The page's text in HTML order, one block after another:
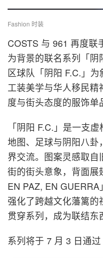
Fashion 时装
COSTS 与 961 再度联
为背景的联名系列「阴
区球队「阴阳 F.C.」
工装美学与华人移民
度与街头态度的服饰单
「阴阳 F.C.」是一支
地图、足球与阴阳八
界交流。图案灵感取
街的街头意象，背面
EN PAZ, EN
强化了跨越文化藩篱
贯穿系列，成为联结东
系列将于 7 月 3 日通过